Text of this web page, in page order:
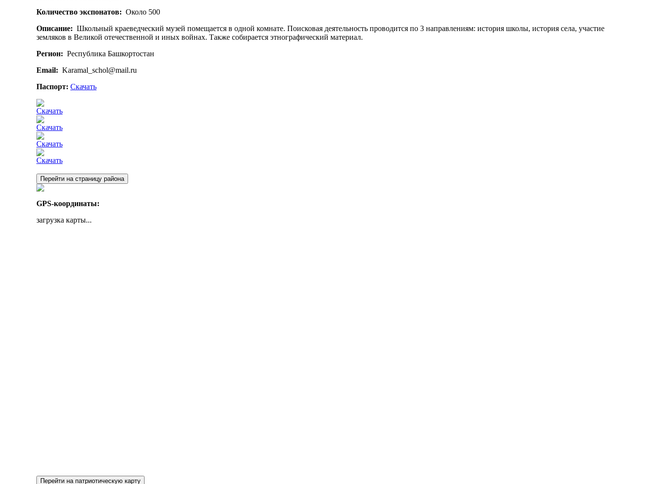
Количество экспонатов: Около 500
Описание: Школьный краеведческий музей помещается в одной комнате. Поисковая деятельность проводится по 3 направлениям: история школы, история села, участие
земляков в Великой отечественной и иных войнах. Также собирается этнографический материал.
Регион: Республика Башкортостан
Email: Karamal_schol@mail.ru
Паспорт: Скачать
Скачать
Скачать
Скачать
Скачать
Перейти на страницу района
GPS-координаты:
загрузка карты...
Перейти на патриотическую карту